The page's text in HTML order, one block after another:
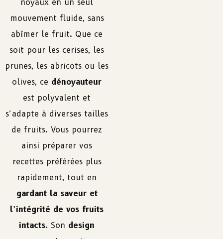
noyaux en un seul
mouvement fluide, sans
abîmer le fruit. Que ce
soit pour les cerises, les
prunes, les abricots ou les
olives, ce dénoyauteur
est polyvalent et
s’adapte à diverses tailles
de fruits. Vous pourrez
ainsi préparer vos
recettes préférées plus
rapidement, tout en
gardant la saveur et
l’intégrité de vos fruits
intacts. Son design